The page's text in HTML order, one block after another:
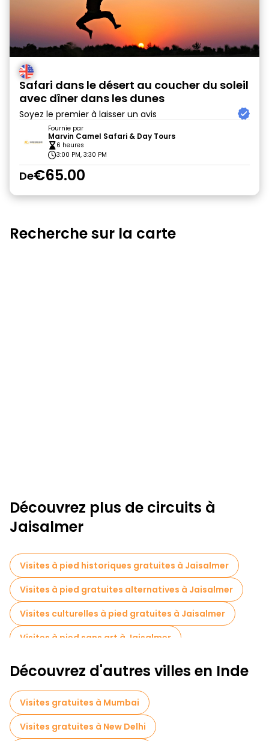
Safari dans le désert au coucher du soleil
avec dîner dans les dunes
Soyez le premier à laisser un avis
Fournie par
Marvin Camel Safari & Day Tours
6 heures
3:00 PM, 3:30 PM
De€65.00
Recherche sur la carte
Découvrez plus de circuits à
Jaisalmer
Visites à pied historiques gratuites à Jaisalmer
Visites à pied gratuites alternatives à Jaisalmer
Visites culturelles à pied gratuites à Jaisalmer
Visites à pied sans art à Jaisalmer
Visites de dégustation locales à Jaisalmer
Excursions d'une journée gratuites à Jaisalmer
Découvrez d'autres villes en Inde
Visites gratuites à Mumbai
Visites gratuites à New Delhi